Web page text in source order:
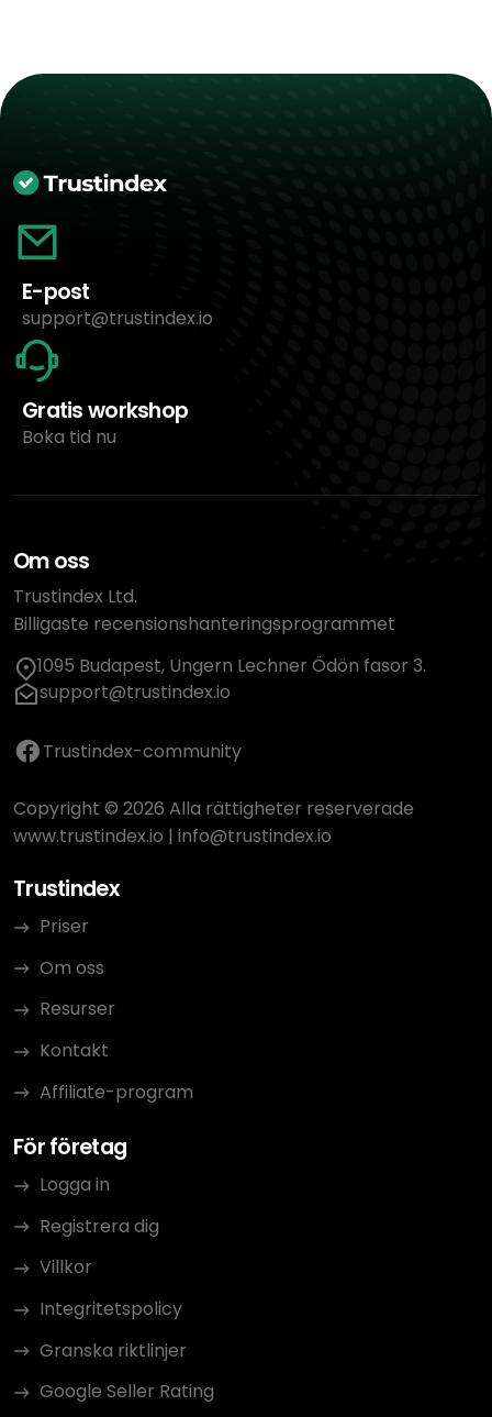
E-post
support@trustindex.io
Gratis workshop
Boka tid nu
Om oss
Trustindex Ltd.
Billigaste recensionshanteringsprogrammet
1095 Budapest, Ungern Lechner Ödön fasor 3.
support@trustindex.io
Trustindex-community
Copyright © 2026 Alla rättigheter reserverade
www.trustindex.io | info@trustindex.io
Trustindex
Priser
Om oss
Resurser
Kontakt
Affiliate-program
För företag
Logga in
Registrera dig
Villkor
Integritetspolicy
Granska riktlinjer
Google Seller Rating